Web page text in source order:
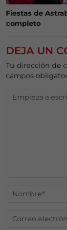
Fiestas de
completo
DEJA UN
Tu dirección de
campos